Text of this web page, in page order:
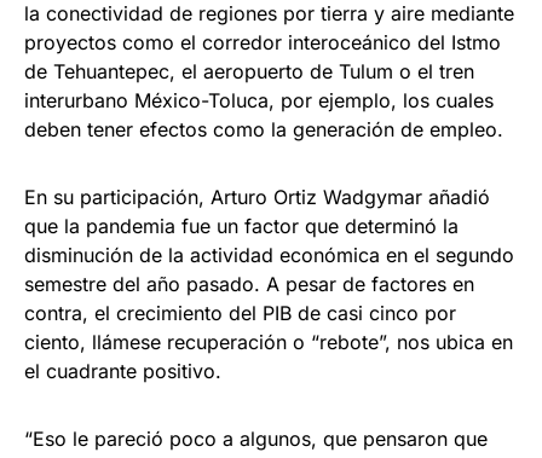
la conectividad de regiones por tierra y aire mediante
proyectos como el corredor interoceánico del Istmo
de Tehuantepec, el aeropuerto de Tulum o el tren
interurbano México-Toluca, por ejemplo, los cuales
deben tener efectos como la generación de empleo.
En su participación, Arturo Ortiz Wadgymar añadió
que la pandemia fue un factor que determinó la
disminución de la actividad económica en el segundo
semestre del año pasado. A pesar de factores en
contra, el crecimiento del PIB de casi cinco por
ciento, llámese recuperación o “rebote”, nos ubica en
el cuadrante positivo.
“Eso le pareció poco a algunos, que pensaron que